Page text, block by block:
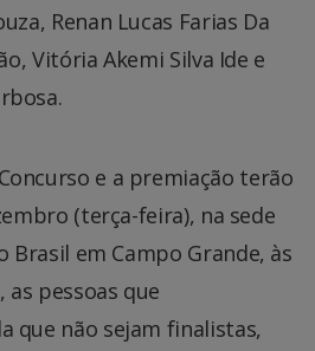
Renan Lucas Farias Da
Vitória Akemi Silva Ide e
e a premiação terão
(terça-feira), na sede
Brasil em Campo Grande, às
as pessoas que
que não sejam finalistas,